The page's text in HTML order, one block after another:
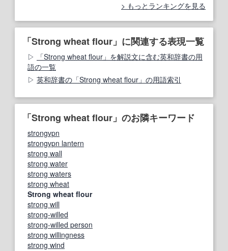
もっとランキングを見る
「Strong wheat flour」に関連する表現一覧
「Strong wheat flour」を解説文に含む英和辞書の用
語の一覧
英和辞書の「Strong wheat flour」の用語索引
「Strong wheat flour」のお隣キーワード
strongvpn
strongvpn lantern
strong wall
strong water
strong waters
strong wheat
Strong wheat flour
strong will
strong-willed
strong-willed person
strong willingness
strong wind